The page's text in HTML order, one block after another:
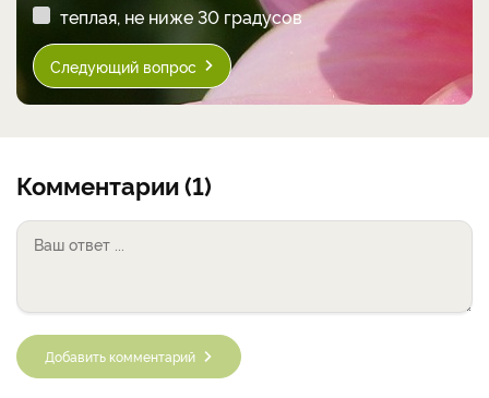
теплая, не ниже 30 градусов
Следующий вопрос
Комментарии (1)
Добавить комментарий